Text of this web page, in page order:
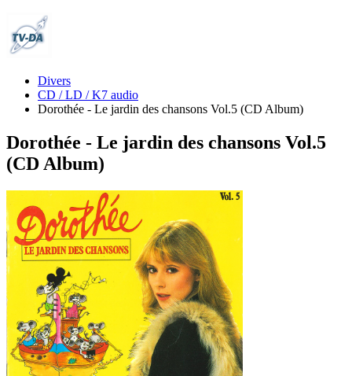
Divers
CD / LD / K7 audio
Dorothée - Le jardin des chansons Vol.5 (CD Album)
Dorothée - Le jardin des chansons Vol.5
(CD Album)